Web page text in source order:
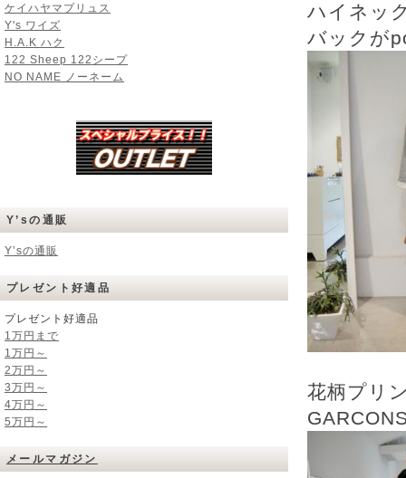
ケイハヤマプリュス
Y's ワイズ
H.A.K ハク
122 Sheep 122シープ
NO NAME ノーネーム
Y’sの通販
Y’sの通販
プレゼント好適品
プレゼント好適品
1万円まで
1万円～
2万円～
3万円～
4万円～
5万円～
メールマガジン
ハイネッ
バックが
花柄プリ